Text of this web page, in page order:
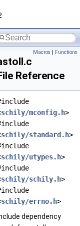
Macros | Functions
Reference
schily/mconfig.h>
schily/standard.h>
schily/utypes.h>
schily/schily.h>
schily/errno.h>
dependency